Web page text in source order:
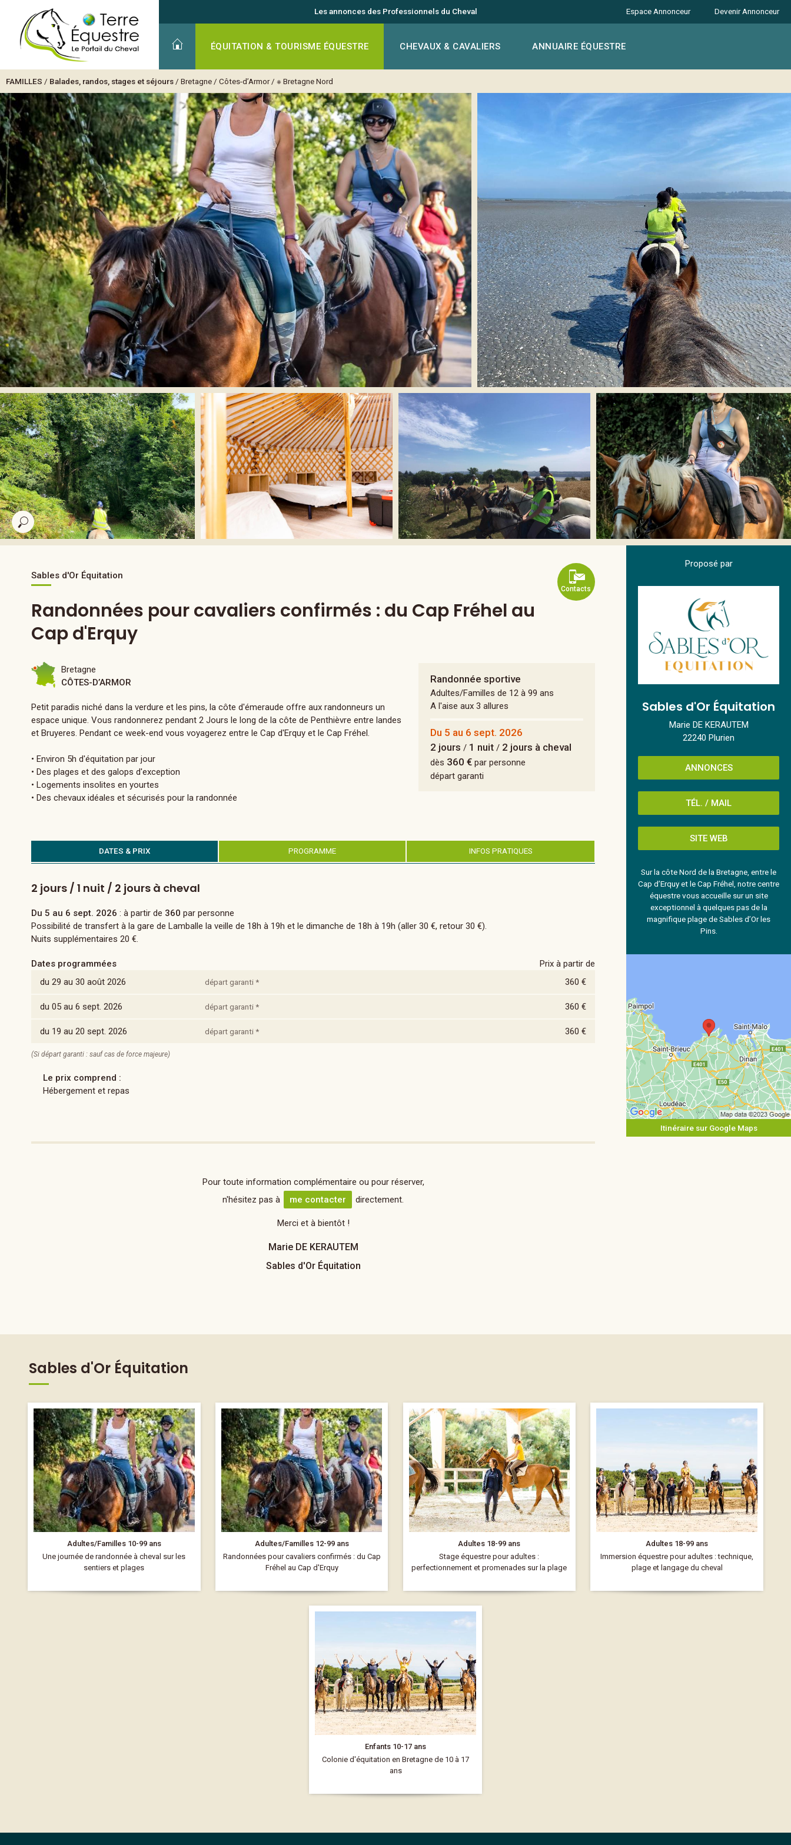
Les annonces des Professionnels du Cheval
ÉQUITATION & TOURISME ÉQUESTRE CHEVAUX & CAVALIERS ANNUAIRE ÉQUESTRE
Espace Annonceur Devenir Annonceur
FAMILLES / Balades, randos, stages et séjours / Bretagne / Côtes-d’Armor/ ※ Bretagne Nord
Contacts
Sables d'Or Équitation
Randonnées pour cavaliers confirmés : du Cap Fréhel au
Cap d'Erquy
Randonnée sportive
Adultes/Familles de 12 à 99 ans
A l'aise aux 3 allures
Du 5 au 6 sept. 2026
2 jours / 1 nuit/ 2 jours à cheval
dès 360 €par personne
départ garanti
Bretagne
CÔTES-D’ARMOR
Petit paradis niché dans la verdure et les pins, la côte d'émeraude offre aux randonneurs un
espace unique. Vous randonnerez pendant 2 Jours le long de la côte de Penthièvre entre landes
et Bruyeres. Pendant ce week-end vous voyagerez entre le Cap d'Erquy et le Cap Fréhel.
• Environ 5h d'équitation par jour
• Des plages et des galops d'exception
• Logements insolites en yourtes
• Des chevaux idéales et sécurisés pour la randonnée
DATES & PRIX PROGRAMME INFOS PRATIQUES
2 jours / 1 nuit / 2 jours à cheval
Du 5 au 6 sept. 2026 : à partir de 360 par personne
Possibilité de transfert à la gare de Lamballe la veille de 18h à 19h et le dimanche de 18h à 19h (aller 30 €, retour 30 €).
Nuits supplémentaires 20 €.
Dates programmées
Prix à partir de
du 29 au 30 août 2026
360 €
départ garanti *
du 05 au 6 sept. 2026 360 €
départ garanti *
du 19 au 20 sept. 2026 360 €
départ garanti *
(Si départ garanti : sauf cas de force majeure)
Le prix comprend :
Hébergement et repas
Pour toute information complémentaire ou pour réserver,
n'hésitez pas à
me contacter directement.
Merci et à bientôt !
Marie DE KERAUTEM
Sables d'Or Équitation
Proposé par
Sables d'Or Équitation
Marie DE KERAUTEM
22240 Plurien
ANNONCES
TÉL. / MAIL
SITE WEB
Sur la côte Nord de la Bretagne, entre le
Cap d’Erquy et le Cap Fréhel, notre centre
équestre vous accueille sur un site
exceptionnel à quelques pas de la
magnifique plage de Sables d’Or les
Pins.
Itinéraire sur Google Maps
Sables d'Or Équitation
Adultes/Familles 10-99 ans
Une journée de randonnée à cheval sur les
sentiers et plages
Adultes/Familles 12-99 ans
Randonnées pour cavaliers confirmés : du Cap
Fréhel au Cap d'Erquy
Adultes 18-99 ans
Stage équestre pour adultes :
perfectionnement et promenades sur la plage
Adultes 18-99 ans
Immersion équestre pour adultes : technique,
plage et langage du cheval
Enfants 10-17 ans
Colonie d'équitation en Bretagne de 10 à 17
ans